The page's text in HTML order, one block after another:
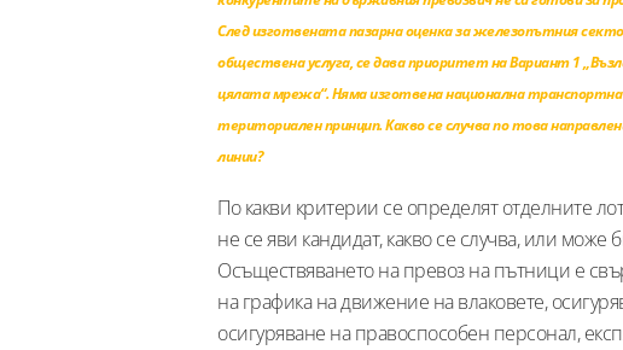
След изготвената пазарна оценка за железопътния
обществена услуга, се дава приоритет на Вариант 1
цялата мрежа“. Няма изготвена национална
териториален принцип. Какво се случва по това
линии?
По какви критерии се определят отделните
не се яви кандидат, какво се случва, или
Осъществяването на превоз на пътници е
на графика на движение на влаковете,
осигуряване на правоспособен персонал,